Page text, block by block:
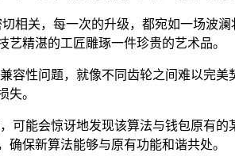
相关，每一次的升级，都宛如一场波
精湛的工匠雕琢一件珍贵的艺术品。
容性问题，就像不同齿轮之间难以完
失。
能会惊讶地发现该算法与钱包原有
保新算法能够与原有功能和谐共处。